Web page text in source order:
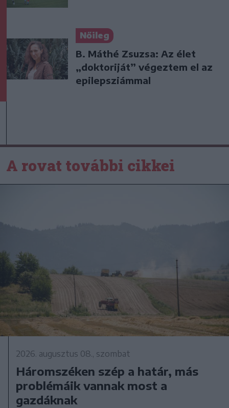
Nőileg
B. Máthé Zsuzsa: Az élet
„doktoriját” végeztem el az
epilepsziámmal
A rovat további cikkei
2026. augusztus 08., szombat
Háromszéken szép a határ, más
problémáik vannak most a
gazdáknak